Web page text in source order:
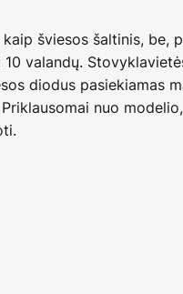
šviesos šaltinis,
10 valandų.
diodus pasiekiamas
nuo